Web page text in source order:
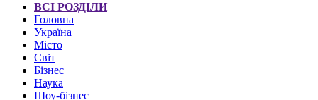
ВСІ РОЗДІЛИ
Головна
Україна
Місто
Світ
Бізнес
Наука
Шоу-бізнес